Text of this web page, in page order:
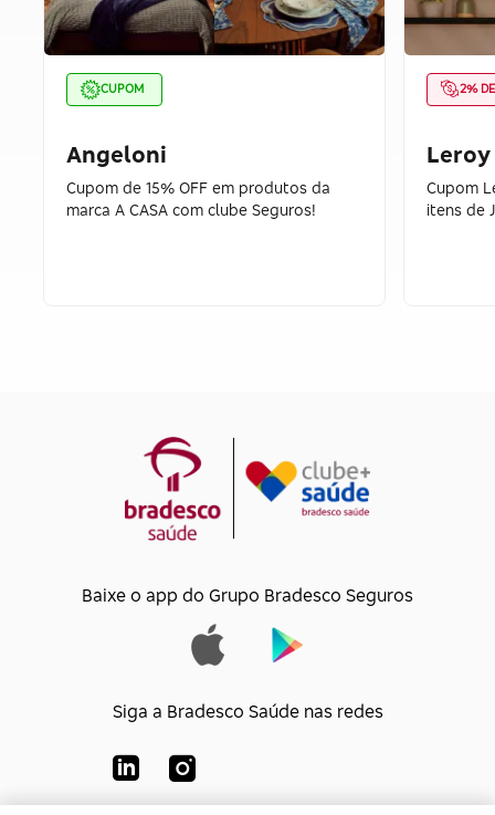
CUPOM
Angeloni
Cupom de 15% OFF em produtos da
marca A CASA com clube Seguros!
2%
Cupom
itens de
Baixe o app do Grupo Bradesco Seguros
Siga a Bradesco Saúde nas redes